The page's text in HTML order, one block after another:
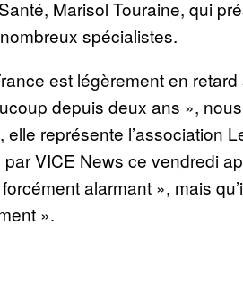
Marisol Touraine, qui
spécialistes.
est légèrement en
depuis deux ans »,
elle représente l’association
VICE News ce vendredi
alarmant », mais
».